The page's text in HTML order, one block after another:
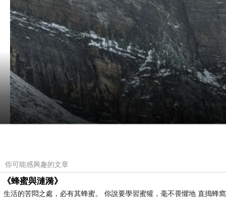
你可能感興趣的文章
《蜂蜜與漣漪》
生活的苦悶之處，必有其蜂蜜。 你說要學習蜜獾，毫不畏懼地 直搗蜂